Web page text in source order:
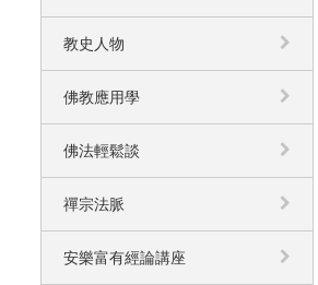
教史人物
佛教應用學
佛法輕鬆談
禪宗法脈
安樂富有經論講座